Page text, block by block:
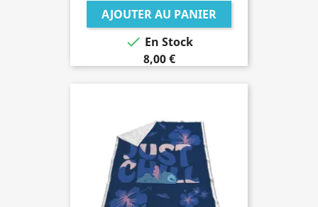
AJOUTER AU PANIER
 En Stock
8,00 €